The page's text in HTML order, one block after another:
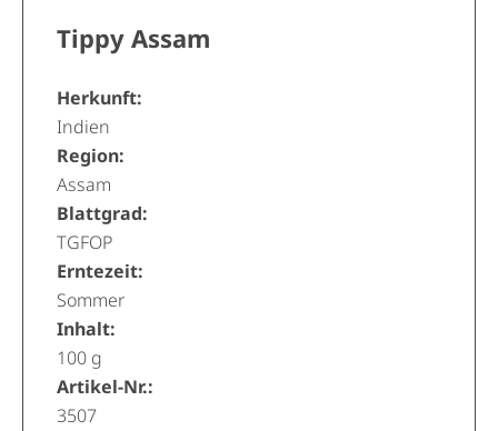
Tippy Assam
Herkunft:
Indien
Region:
Assam
Blattgrad:
TGFOP
Erntezeit:
Sommer
Inhalt:
100 g
Artikel-Nr.:
3507